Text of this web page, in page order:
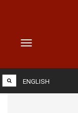
Toggle
ENGLISH